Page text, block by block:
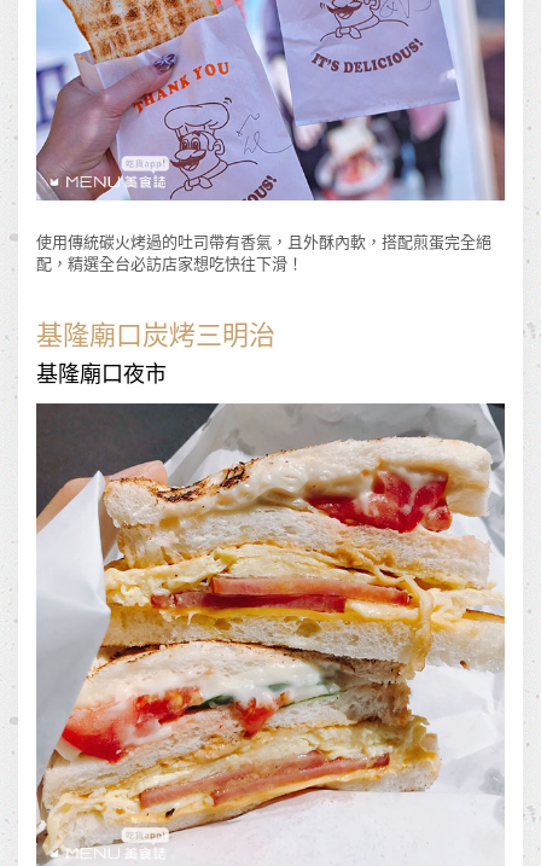
使用傳統碳火烤過的吐司帶有香氣，且外酥內軟，搭配煎蛋完全絕
配，精選全台必訪店家想吃快往下滑！
基隆廟口炭烤三明治
基隆廟口夜市